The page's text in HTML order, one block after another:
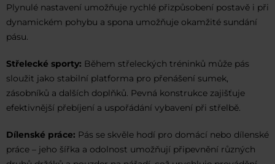
Plynulé nastavení umožňuje rychlé přizpůsobení postavě i při
dynamickém pohybu a spona umožňuje okamžité sundání
pásu.
Střelecké sporty: Během střeleckých tréninků může pás
sloužit jako stabilní platforma pro přenášení sumek,
zásobníků a dalších doplňků. Pevná konstrukce zajišťuje
efektivnější přebíjení a uspořádání vybavení při střelbě.
Dílenské práce: Pás se skvěle hodí pro domácí nebo dílenské
práce – jeho šířka a odolnost umožňují připevnění různých